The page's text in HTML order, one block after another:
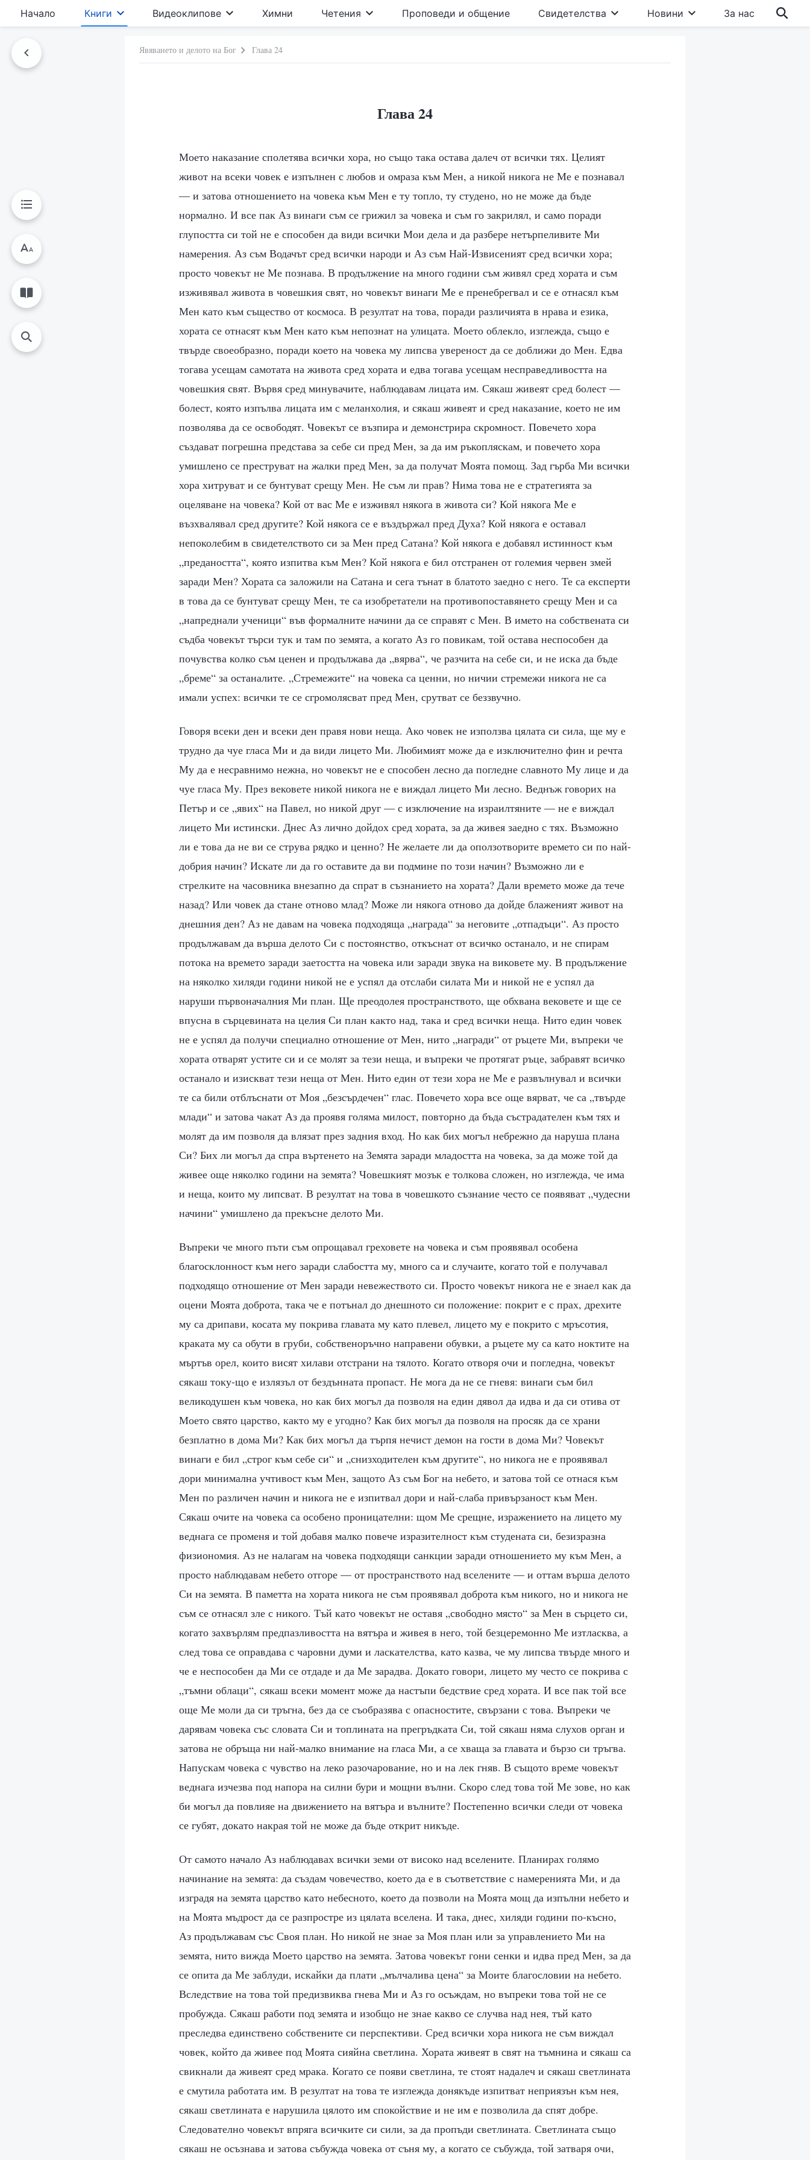
Начало Книги Видеоклипове Химни Четения Проповеди и общение Свидетелства Новини За нас
Явяването и делото на Бог Глава 24
Глава 24
Моето наказание сполетява всички хора, но също така остава далеч от всички тях. Целият
живот на всеки човек е изпълнен с любов и омраза към Мен, а никой никога не Ме е познавал
— и затова отношението на човека към Мен е ту топло, ту студено, но не може да бъде
нормално. И все пак Аз винаги съм се грижил за човека и съм го закрилял, и само поради
глупостта си той не е способен да види всички Мои дела и да разбере нетърпеливите Ми
намерения. Аз съм Водачът сред всички народи и Аз съм Най-Извисеният сред всички хора;
просто човекът не Ме познава. В продължение на много години съм живял сред хората и съм
изживявал живота в човешкия свят, но човекът винаги Ме е пренебрегвал и се е отнасял към
Мен като към същество от космоса. В резултат на това, поради различията в нрава и езика,
хората се отнасят към Мен като към непознат на улицата. Моето облекло, изглежда, също е
твърде своеобразно, поради което на човека му липсва увереност да се доближи до Мен. Едва
тогава усещам самотата на живота сред хората и едва тогава усещам несправедливостта на
човешкия свят. Вървя сред минувачите, наблюдавам лицата им. Сякаш живеят сред болест —
болест, която изпълва лицата им с меланхолия, и сякаш живеят и сред наказание, което не им
позволява да се освободят. Човекът се възпира и демонстрира скромност. Повечето хора
създават погрешна представа за себе си пред Мен, за да им ръкопляскам, и повечето хора
умишлено се преструват на жалки пред Мен, за да получат Моята помощ. Зад гърба Ми всички
хора хитруват и се бунтуват срещу Мен. Не съм ли прав? Нима това не е стратегията за
оцеляване на човека? Кой от вас Ме е изживял някога в живота си? Кой някога Ме е
възхвалявал сред другите? Кой някога се е въздържал пред Духа? Кой някога е оставал
непоколебим в свидетелството си за Мен пред Сатана? Кой някога е добавял истинност към
„предаността“, която изпитва към Мен? Кой някога е бил отстранен от големия червен змей
заради Мен? Хората са заложили на Сатана и сега тънат в блатото заедно с него. Те са експерти
в това да се бунтуват срещу Мен, те са изобретатели на противопоставянето срещу Мен и са
„напреднали ученици“ във формалните начини да се справят с Мен. В името на собствената си
съдба човекът търси тук и там по земята, а когато Аз го повикам, той остава неспособен да
почувства колко съм ценен и продължава да „вярва“, че разчита на себе си, и не иска да бъде
„бреме“ за останалите. „Стремежите“ на човека са ценни, но ничии стремежи никога не са
имали успех: всички те се сгромолясват пред Мен, срутват се беззвучно.
Говоря всеки ден и всеки ден правя нови неща. Ако човек не използва цялата си сила, ще му е
трудно да чуе гласа Ми и да види лицето Ми. Любимият може да е изключително фин и речта
Му да е несравнимо нежна, но човекът не е способен лесно да погледне славното Му лице и да
чуе гласа Му. През вековете никой никога не е виждал лицето Ми лесно. Веднъж говорих на
Петър и се „явих“ на Павел, но никой друг — с изключение на израилтяните — не е виждал
лицето Ми истински. Днес Аз лично дойдох сред хората, за да живея заедно с тях. Възможно
ли е това да не ви се струва рядко и ценно? Не желаете ли да оползотворите времето си по най-
добрия начин? Искате ли да го оставите да ви подмине по този начин? Възможно ли е
стрелките на часовника внезапно да спрат в съзнанието на хората? Дали времето може да тече
назад? Или човек да стане отново млад? Може ли някога отново да дойде блаженият живот на
днешния ден? Аз не давам на човека подходяща „награда“ за неговите „отпадъци“. Аз просто
продължавам да върша делото Си с постоянство, откъснат от всичко останало, и не спирам
потока на времето заради заетостта на човека или заради звука на виковете му. В продължение
на няколко хиляди години никой не е успял да отслаби силата Ми и никой не е успял да
наруши първоначалния Ми план. Ще преодолея пространството, ще обхвана вековете и ще се
впусна в сърцевината на целия Си план както над, така и сред всички неща. Нито един човек
не е успял да получи специално отношение от Мен, нито „награди“ от ръцете Ми, въпреки че
хората отварят устите си и се молят за тези неща, и въпреки че протягат ръце, забравят всичко
останало и изискват тези неща от Мен. Нито един от тези хора не Ме е развълнувал и всички
те са били отблъснати от Моя „безсърдечен“ глас. Повечето хора все още вярват, че са „твърде
млади“ и затова чакат Аз да проявя голяма милост, повторно да бъда състрадателен към тях и
молят да им позволя да влязат през задния вход. Но как бих могъл небрежно да наруша плана
Си? Бих ли могъл да спра въртенето на Земята заради младостта на човека, за да може той да
живее още няколко години на земята? Човешкият мозък е толкова сложен, но изглежда, че има
и неща, които му липсват. В резултат на това в човешкото съзнание често се появяват „чудесни
начини“ умишлено да прекъсне делото Ми.
Въпреки че много пъти съм опрощавал греховете на човека и съм проявявал особена
благосклонност към него заради слабостта му, много са и случаите, когато той е получавал
подходящо отношение от Мен заради невежеството си. Просто човекът никога не е знаел как да
оцени Моята доброта, така че е потънал до днешното си положение: покрит е с прах, дрехите
му са дрипави, косата му покрива главата му като плевел, лицето му е покрито с мръсотия,
краката му са обути в груби, собственоръчно направени обувки, а ръцете му са като ноктите на
мъртъв орел, които висят хилави отстрани на тялото. Когато отворя очи и погледна, човекът
сякаш току-що е излязъл от бездънната пропаст. Не мога да не се гневя: винаги съм бил
великодушен към човека, но как бих могъл да позволя на един дявол да идва и да си отива от
Моето свято царство, както му е угодно? Как бих могъл да позволя на просяк да се храни
безплатно в дома Ми? Как бих могъл да търпя нечист демон на гости в дома Ми? Човекът
винаги е бил „строг към себе си“ и „снизходителен към другите“, но никога не е проявявал
дори минимална учтивост към Мен, защото Аз съм Бог на небето, и затова той се отнася към
Мен по различен начин и никога не е изпитвал дори и най-слаба привързаност към Мен.
Сякаш очите на човека са особено проницателни: щом Ме срещне, изражението на лицето му
веднага се променя и той добавя малко повече изразителност към студената си, безизразна
физиономия. Аз не налагам на човека подходящи санкции заради отношението му към Мен, а
просто наблюдавам небето отгоре — от пространството над вселените — и оттам върша делото
Си на земята. В паметта на хората никога не съм проявявал доброта към никого, но и никога не
съм се отнасял зле с никого. Тъй като човекът не оставя „свободно място“ за Мен в сърцето си,
когато захвърлям предпазливостта на вятъра и живея в него, той безцеремонно Ме изтласква, а
след това се оправдава с чаровни думи и ласкателства, като казва, че му липсва твърде много и
че е неспособен да Ми се отдаде и да Ме зарадва. Докато говори, лицето му често се покрива с
„тъмни облаци“, сякаш всеки момент може да настъпи бедствие сред хората. И все пак той все
още Ме моли да си тръгна, без да се съобразява с опасностите, свързани с това. Въпреки че
дарявам човека със словата Си и топлината на прегръдката Си, той сякаш няма слухов орган и
затова не обръща ни най-малко внимание на гласа Ми, а се хваща за главата и бързо си тръгва.
Напускам човека с чувство на леко разочарование, но и на лек гняв. В същото време човекът
веднага изчезва под напора на силни бури и мощни вълни. Скоро след това той Ме зове, но как
би могъл да повлияе на движението на вятъра и вълните? Постепенно всички следи от човека
се губят, докато накрая той не може да бъде открит никъде.
От самото начало Аз наблюдавах всички земи от високо над вселените. Планирах голямо
начинание на земята: да създам човечество, което да е в съответствие с намеренията Ми, и да
изградя на земята царство като небесното, което да позволи на Моята мощ да изпълни небето и
на Моята мъдрост да се разпростре из цялата вселена. И така, днес, хиляди години по-късно,
Аз продължавам със Своя план. Но никой не знае за Моя план или за управлението Ми на
земята, нито вижда Моето царство на земята. Затова човекът гони сенки и идва пред Мен, за да
се опита да Ме заблуди, искайки да плати „мълчалива цена“ за Моите благословии на небето.
Вследствие на това той предизвиква гнева Ми и Аз го осъждам, но въпреки това той не се
пробужда. Сякаш работи под земята и изобщо не знае какво се случва над нея, тъй като
преследва единствено собствените си перспективи. Сред всички хора никога не съм виждал
човек, който да живее под Моята сияйна светлина. Хората живеят в свят на тъмнина и сякаш са
свикнали да живеят сред мрака. Когато се появи светлина, те стоят надалеч и сякаш светлината
е смутила работата им. В резултат на това те изглежда донякъде изпитват неприязън към нея,
сякаш светлината е нарушила цялото им спокойствие и не им е позволила да спят добре.
Следователно човекът впряга всичките си сили, за да пропъди светлината. Светлината също
сякаш не осъзнава и затова събужда човека от съня му, а когато се събужда, той затваря очи,